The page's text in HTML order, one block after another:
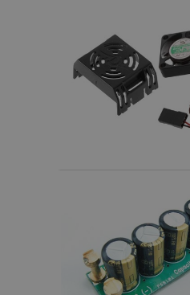
Fly
Helikopter
Kameraudstyr
Motor & tilbehør
Outlet
Radio udstyr